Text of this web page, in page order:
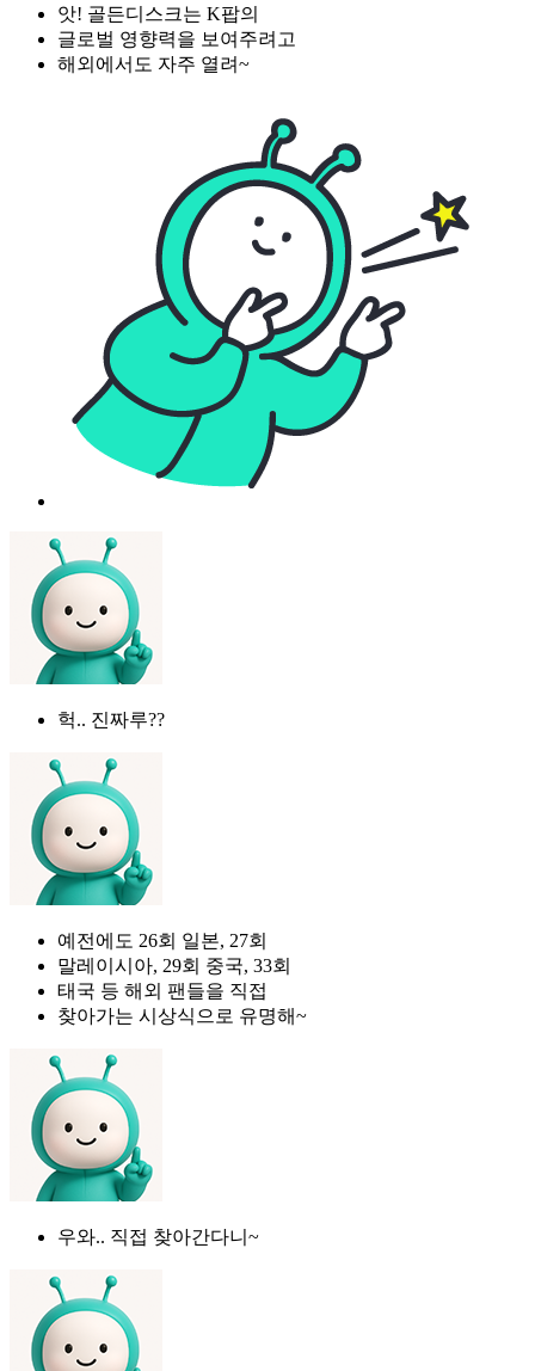
앗! 골든디스크는 K팝의
글로벌 영향력을 보여주려고
해외에서도 자주 열려~
헉.. 진짜루??
예전에도 26회 일본, 27회
말레이시아, 29회 중국, 33회
태국 등 해외 팬들을 직접
찾아가는 시상식으로 유명해~
우와.. 직접 찾아간다니~